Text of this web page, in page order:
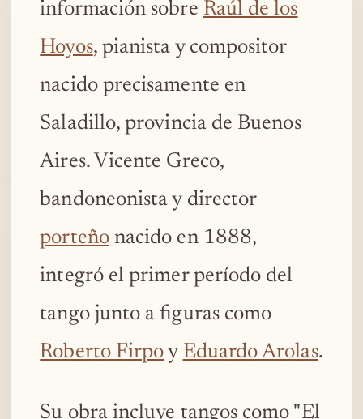
información sobre Raúl de los
Hoyos, pianista y compositor
nacido precisamente en
Saladillo, provincia de Buenos
Aires. Vicente Greco,
bandoneonista y director
porteñonacido en 1888,
integró el primer período del
tango junto a figuras como
Roberto Firpoy Eduardo Arolas.
Su obra incluye tangos como "El